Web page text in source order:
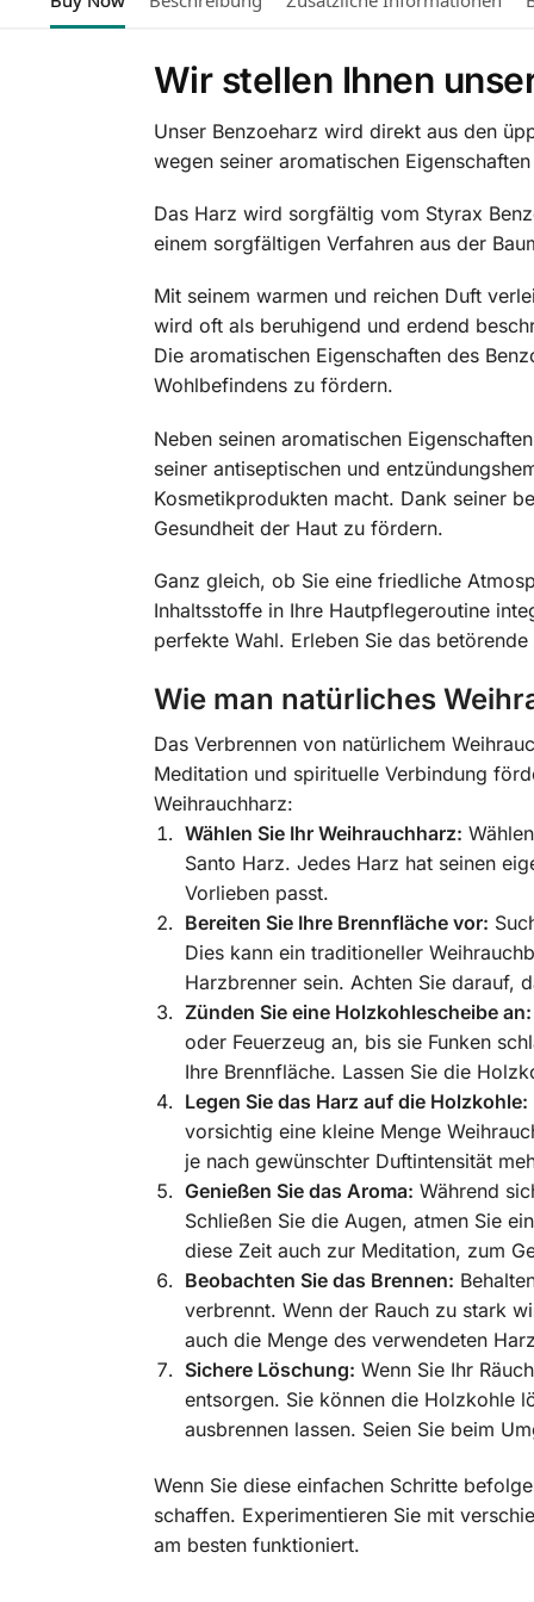
Wir stellen Ihnen
Unser Benzoeharz wird direkt aus den
wegen seiner aromatischen
Das Harz wird sorgfältig vom Styrax
einem sorgfältigen Verfahren aus der
Mit seinem warmen und reichen Duft
wird oft als beruhigend und erdend
Die aromatischen Eigenschaften des
Wohlbefindens zu fördern.
Neben seinen aromatischen
seiner antiseptischen und
Kosmetikprodukten macht. Dank seiner
Gesundheit der Haut zu fördern.
Ganz gleich, ob Sie eine friedliche
Inhaltsstoffe in Ihre Hautpflegeroutine
perfekte Wahl. Erleben Sie das
Wie man natürliches
Das Verbrennen von natürlichem
Meditation und spirituelle Verbindung
Weihrauchharz:
Wählen Sie Ihr Weihrauchharz:
Santo Harz. Jedes Harz hat seinen
Vorlieben passt.
Bereiten Sie Ihre Brennfläche vor:
Dies kann ein traditioneller
Harzbrenner sein. Achten Sie darauf,
Zünden Sie eine Holzkohlescheibe an:
oder Feuerzeug an, bis sie Funken
Ihre Brennfläche. Lassen Sie die
Legen Sie das Harz auf die Holzkohle:
vorsichtig eine kleine Menge
je nach gewünschter Duftintensität
Genießen Sie das Aroma: Während
Schließen Sie die Augen, atmen Sie
diese Zeit auch zur Meditation, zum
Beobachten Sie das Brennen:
verbrennt. Wenn der Rauch zu stark
auch die Menge des verwendeten
Sichere Löschung: Wenn Sie Ihr
entsorgen. Sie können die Holzkohle
ausbrennen lassen. Seien Sie beim
Wenn Sie diese einfachen Schritte
schaffen. Experimentieren Sie mit
am besten funktioniert.